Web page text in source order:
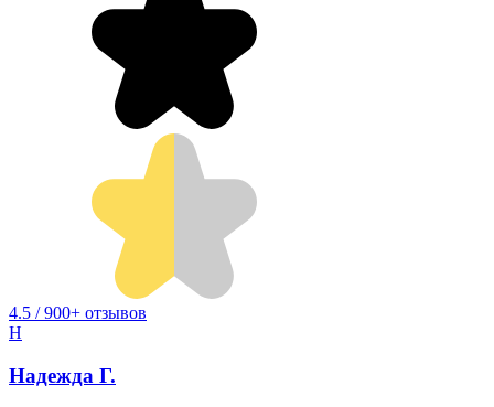
4.5 / 900+ отзывов
Н
Надежда Г.